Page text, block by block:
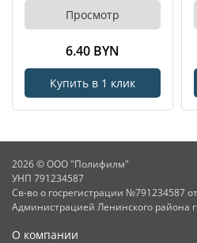
Просмотр
6.40 BYN
Купить в 1 клик
2026 © ООО "Полифилм"
УНП 791234587
Св-во о госрегистрации №791234587
Администрацией Ленинского района
О компании